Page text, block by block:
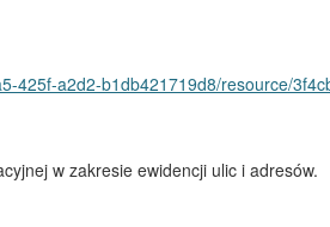
a2d2-b1db421719d8/resource/
w zakresie ewidencji ulic i adresów.